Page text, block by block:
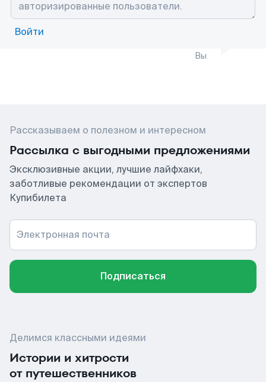
Войти
Вы
Рассказываем о полезном и интересном
Рассылка с выгодными предложениями
Эксклюзивные акции, лучшие лайфхаки,
заботливые рекомендации от экспертов
Купибилета
Электронная почта
Подписаться
Делимся классными идеями
Истории и хитрости
от путешественников